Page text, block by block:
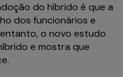
do híbrido é que a
dos funcionários e
o novo estudo
e mostra que